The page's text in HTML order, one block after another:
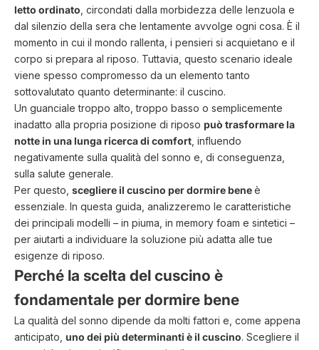
letto ordinato , circondati dalla morbidezza delle lenzuola e
dal silenzio della sera che lentamente avvolge ogni cosa. È il
momento in cui il mondo rallenta, i pensieri si acquietano e il
corpo si prepara al riposo. Tuttavia, questo scenario ideale
viene spesso compromesso da un elemento tanto
sottovalutato quanto determinante: il cuscino.
Un guanciale troppo alto, troppo basso o semplicemente
inadatto alla propria posizione di riposo può trasformare la
notte in una lunga ricerca di comfort , influendo
negativamente sulla qualità del sonno e, di conseguenza,
sulla salute generale.
Per questo, scegliere il cuscino per dormire beneè
essenziale. In questa guida, analizzeremo le caratteristiche
dei principali modelli – in piuma, in memory foam e sintetici –
per aiutarti a individuare la soluzione più adatta alle tue
esigenze di riposo.
Perché la scelta del cuscino è
fondamentale per dormire bene
La qualità del sonno dipende da molti fattori e, come appena
anticipato, uno dei più determinanti è il cuscino. Scegliere il